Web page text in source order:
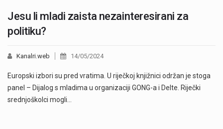
Jesu li mladi zaista nezainteresirani za
politiku?
Kanalri.web 14/05/2024
Europski izbori su pred vratima. U riječkoj knjižnici održan je stoga
panel – Dijalog s mladima u organizaciji GONG-a i Delte. Riječki
srednjoškolci mogli…